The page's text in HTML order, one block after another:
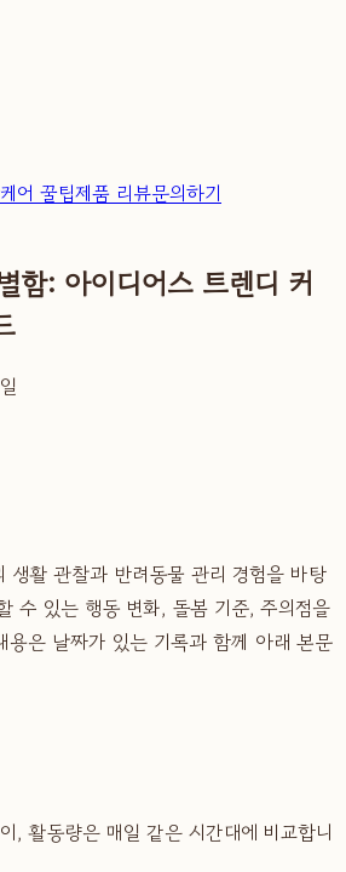
케어 꿀팁제품 리뷰문의하기
함: 아이디어스 트렌디 커
생활 관찰과 반려동물 관리 경험을 바탕
수 있는 행동 변화, 돌봄 기준, 주의점을
용은 날짜가 있는 기록과 함께 아래 본문
, 활동량은 매일 같은 시간대에 비교합니